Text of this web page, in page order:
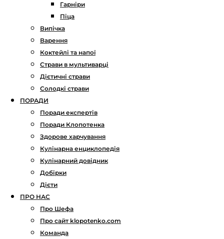
Гарніри
Піца
Випічка
Варення
Коктейлі та напої
Страви в мультиварці
Дієтичні страви
Солодкі страви
ПОРАДИ
Поради експертів
Поради Клопотенка
Здорове харчування
Кулінарна енциклопедія
Кулінарний довідник
Добірки
Дієти
ПРО НАС
Про Шефа
Про сайт klopotenko.com
Команда